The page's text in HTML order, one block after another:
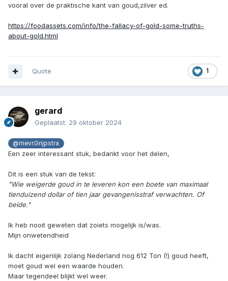
vooral over de praktische kant van goud,zilver ed.
https://foodassets.com/info/the-fallacy-of-gold-some-truths-
about-gold.html
1
Quote
gerard
Geplaatst: 29 oktober 2024
@mevr.Grijpstra
Een zeer interessant stuk, bedankt voor het delen,
Dit is een stuk van de tekst:
"Wie weigerde goud in te leveren kon een boete van maximaal
tienduizend dollar of tien jaar gevangenisstraf verwachten. Of
beide."
Ik heb nooit geweten dat zoiets mogelijk is/was.
Mijn onwetendheid
Ik dacht eigenlijk zolang Nederland nog 612 Ton (!) goud heeft,
moet goud wel een waarde houden.
Maar tegendeel blijkt wel weer.